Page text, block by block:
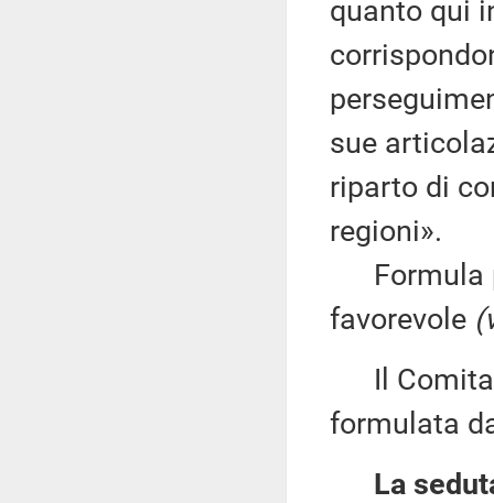
quanto qui
sue
riparto di
regioni».
Formula
favorevole
Il
formulata
La